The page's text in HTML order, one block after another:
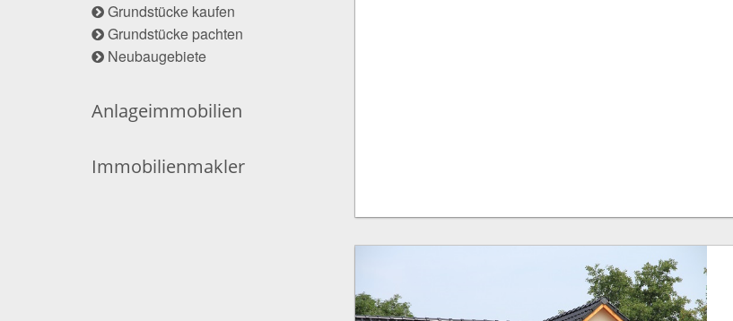
Grundstücke kaufen
Grundstücke pachten
Neubaugebiete
Anlageimmobilien
Immobilienmakler